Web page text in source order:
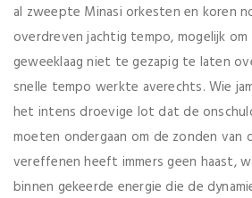
al zweepte Minasi orkesten en koren
overdreven jachtig tempo, mogelijk
geweeklaag niet te gezapig te laten
snelle tempo werkte averechts. Wie
het intens droevige lot dat de
moeten ondergaan om de zonden van
vereffenen heeft immers geen haast,
binnen gekeerde energie die de